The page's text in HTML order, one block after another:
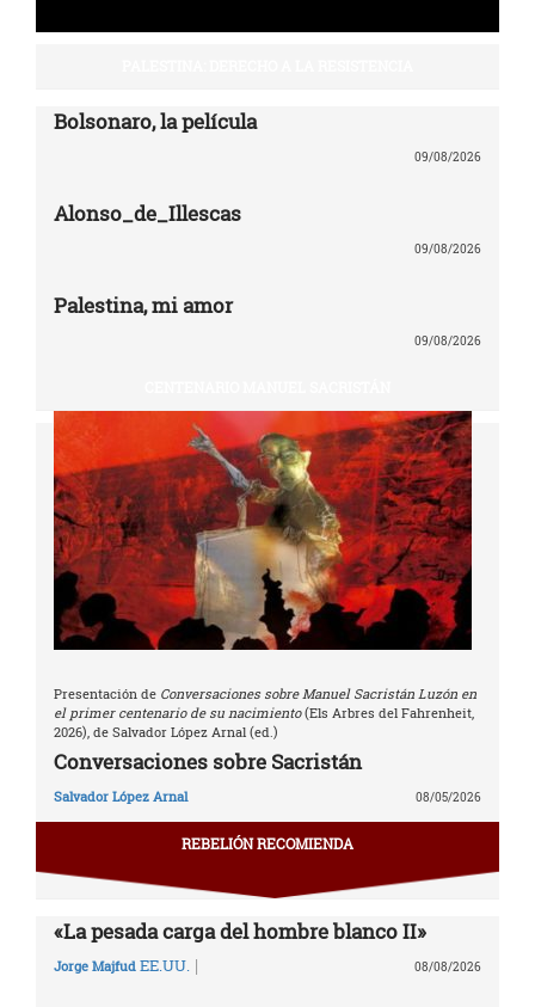
Bolsonaro, la película
09/08/2026
Alonso_de_Illescas
09/08/2026
Palestina, mi amor
09/08/2026
Presentación de Conversaciones sobre Manuel Sacristán Luzón en
el primer centenario de su nacimiento(Els Arbres del Fahrenheit,
2026), de Salvador López Arnal (ed.)
Conversaciones sobre Sacristán
Salvador López Arnal 08/05/2026
REBELIÓN RECOMIENDA
«La pesada carga del hombre blanco II»
Jorge Majfud EE.UU. | 08/08/2026